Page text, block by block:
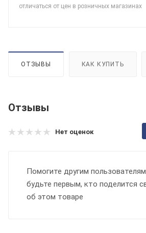
отличаться от цен в розничных магазинах
ОТЗЫВЫ КАК КУПИТЬ
Отзывы
Нет оценок
Помогите другим
будьте первым, кто поделится
об этом товаре